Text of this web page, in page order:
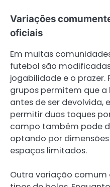
Variações
oficiais
Em muitas
futebol são
jogabilidade e o prazer.
grupos permitem que a
antes de ser devolvida,
permitir duas toques
campo também pode
optando por
espaços limitados.
Outra variação comum